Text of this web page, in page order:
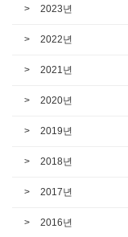
2023년
2022년
2021년
2020년
2019년
2018년
2017년
2016년